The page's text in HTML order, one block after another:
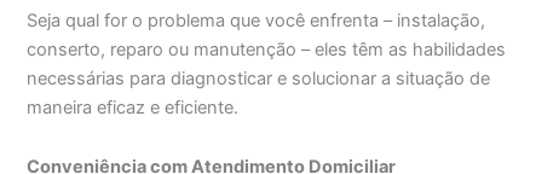
Seja qual for o problema que você enfrenta – instalação,
conserto, reparo ou manutenção – eles têm as habilidades
necessárias para diagnosticar e solucionar a situação de
maneira eficaz e eficiente.
Conveniência com Atendimento Domiciliar